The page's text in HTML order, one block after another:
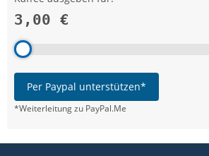
3,00 €
Per Paypal unterstützen*
*Weiterleitung zu PayPal.Me